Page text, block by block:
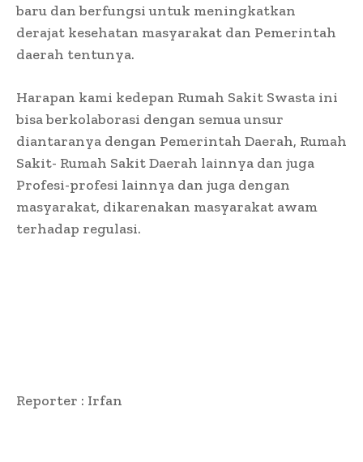
baru dan berfungsi untuk meningkatkan
derajat kesehatan masyarakat dan Pemerintah
daerah tentunya.
Harapan kami kedepan Rumah Sakit Swasta ini
bisa berkolaborasi dengan semua unsur
diantaranya dengan Pemerintah Daerah, Rumah
Sakit- Rumah Sakit Daerah lainnya dan juga
Profesi-profesi lainnya dan juga dengan
masyarakat, dikarenakan masyarakat awam
terhadap regulasi.
Reporter : Irfan